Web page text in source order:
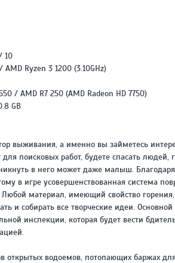
10
Ryzen 3 1200 (3.10GHz)
/ AMD R7 250 (AMD Radeon HD 7750)
GB
выживания, а именно вы займетесь
поисковых работ, будете спасать
в него может даже малыш.
в игре усовершенствованная система
материал, имеющий свойство горения,
и собирать все творческие идеи. Основной
инспекции, которая будет вести
открытых водоемов, потопающих баржах